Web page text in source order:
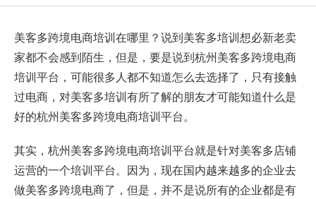
美客多跨境电商培训在哪里？说到美客多培训想必新老卖
家都不会感到陌生，但是，要是说到杭州美客多跨境电商
培训平台，可能很多人都不知道怎么去选择了，只有接触
过电商，对美客多培训有所了解的朋友才可能知道什么是
好的杭州美客多跨境电商培训平台。
其实，杭州美客多跨境电商培训平台就是针对美客多店铺
运营的一个培训平台。因为，现在国内越来越多的企业去
做美客多跨境电商了，但是，并不是说所有的企业都是有